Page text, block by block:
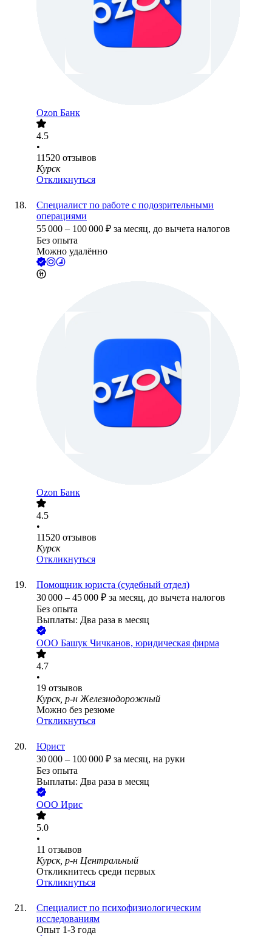
Ozon Банк
4.5
•
11520 отзывов
Курск
Откликнуться
Специалист по работе с подозрительными
операциями
55 000 – 100 000 ₽ за месяц, до вычета налогов
Без опыта
Можно удалённо
Ozon Банк
4.5
•
11520 отзывов
Курск
Откликнуться
Помощник юриста (судебный отдел)
30 000 – 45 000 ₽ за месяц, до вычета налогов
Без опыта
Выплаты: Два раза в месяц
ООО Башук Чичканов, юридическая фирма
4.7
•
19 отзывов
Курск, р-н Железнодорожный
Можно без резюме
Откликнуться
Юрист
30 000 – 100 000 ₽ за месяц, на руки
Без опыта
Выплаты: Два раза в месяц
ООО Ирис
5.0
•
11 отзывов
Курск, р-н Центральный
Откликнитесь среди первых
Откликнуться
Специалист по психофизиологическим
исследованиям
Опыт 1-3 года